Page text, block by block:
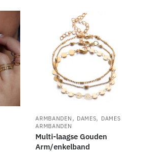
ARMBANDEN , DAMES, DAMES
ARMBANDEN
Multi-laagse Gouden
Arm/enkelband